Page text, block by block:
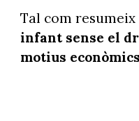
Tal com
infant sense el
motius